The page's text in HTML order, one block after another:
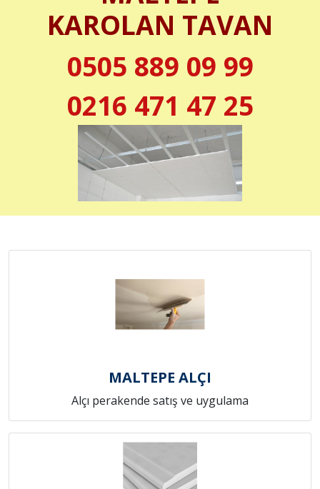
KAROLAN TAVAN
0505 889 09 99
0216 471 47 25
MALTEPE ALÇI
Alçı perakende satış ve uygulama